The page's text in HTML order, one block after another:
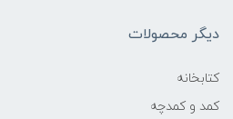
دیگر محصولات
کتابخانه
کمد و کمدچه